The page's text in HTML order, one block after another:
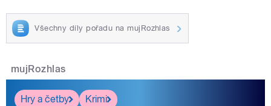
Všechny díly pořadu na mujRozhlas
mujRozhlas
Hry a četby
Krimi